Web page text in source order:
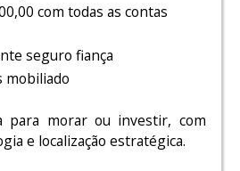
com todas as contas
seguro fiança
mobiliado
para morar ou investir, com
e localização estratégica.